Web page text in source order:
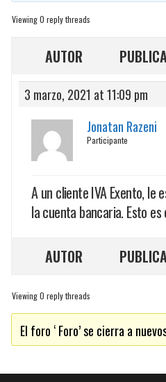
Viewing 0 reply threads
AUTOR
3 marzo, 2021 at 11:09 pm
Jonatan Razeni
Participante
A un cliente IVA Exento, le
la cuenta bancaria. Esto
AUTOR
Viewing 0 reply threads
El foro ‘ Foro’ se cierra a